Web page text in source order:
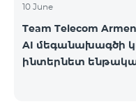
10 June
Team Telecom
AI մեգանախագծի
ինտերնետ